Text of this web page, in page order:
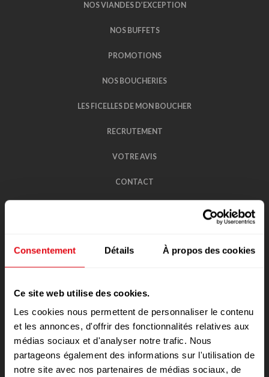
Consentement Détails À propos des cookies
Ce site web utilise des cookies.
Les cookies nous permettent de personnaliser le contenu
et les annonces, d'offrir des fonctionnalités relatives aux
médias sociaux et d'analyser notre trafic. Nous
partageons également des informations sur l'utilisation de
notre site avec nos partenaires de médias sociaux, de
NOS VIANDES D’EXCEPTION
NOS BUFFETS
PROMOTIONS
NOS BOUCHERIES
LES FICELLES DE MON BOUCHER
RECRUTEMENT
VOTRE AVIS
CONTACT
RÈGLEMENTS DE JEUX CONCOURS